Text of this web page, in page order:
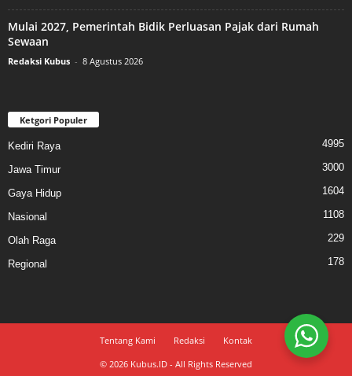
Mulai 2027, Pemerintah Bidik Perluasan Pajak dari Rumah
Sewaan
Redaksi Kubus - 8 Agustus 2026
Ketgori Populer
Kediri Raya 4995
Jawa Timur 3000
Gaya Hidup 1604
Nasional 1108
Olah Raga 229
Regional 178
Tentang Kami Redaksi
Kontak
© 2026 Kubus.ID - All Rights Reserved